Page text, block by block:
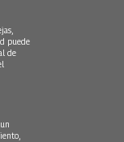
puede
de